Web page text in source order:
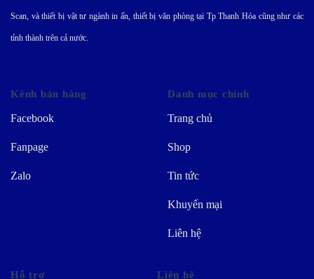
Scan, và thiết bị vật tư ngành in ấn, thiết bị văn phòng tại Tp Thanh Hóa cũng như các
tỉnh thành trên cả nước.
Kênh bán hàng
Facebook
Fanpage
Zalo
Danh mục chính
Trang chủ
Shop
Tin tức
Khuyến mại
Liên hệ
Hỗ trợ Liên hệ